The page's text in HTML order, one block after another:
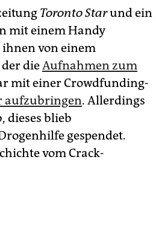
Toronto Starund ein
mit einem Handy
ihnen von einem
dieAufnahmen zum
mit einer Crowdfunding-
aufzubringen. Allerdings
dieses blieb
gespendet.
vom Crack-